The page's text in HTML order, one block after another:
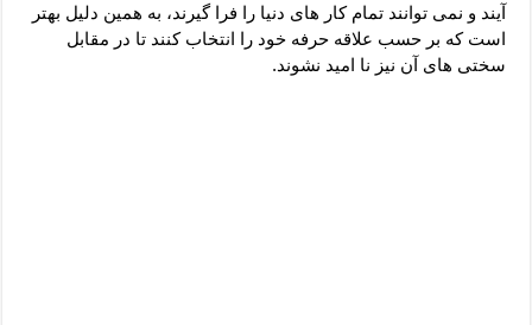
آیند و نمی توانند تمام کار های دنیا را فرا گیرند، به همین دلیل بهتر
است که بر حسب علاقه حرفه خود را انتخاب کنند تا در مقابل
سختی های آن نیز نا امید نشوند.